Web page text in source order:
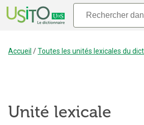
Accueil /Toutes les unités lexicales du
Unité lexicale